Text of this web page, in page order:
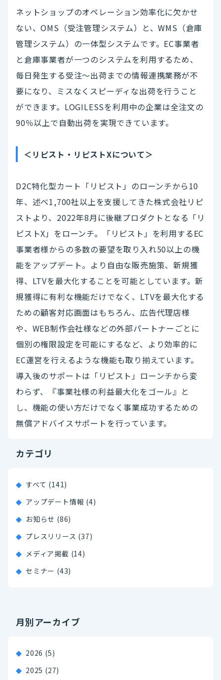
ネットショップのオペレーション効率化に欠かせ
ない、OMS（受注管理システム）と、WMS（倉庫
管理システム）の一体型システムです。EC事業者
と倉庫事業者が一つのシステムを利用するため、
毎日発生する受注～出荷までの情報連携業務が不
要になり、ミスなくスピーディな出荷を行うこと
ができます。LOGILESSを利用中の企業は全注文の
90％以上で自動出荷を実現できています。
＜リピスト・リピストXについて＞
D2C特化型カート「リピスト」のローンチから10
年、述べ1,700社以上を支援してきた株式会社リピ
ストより、2022年8月に後継プロダクトとなる「リ
ピストX」をローンチ。「リピスト」を利用するEC
事業者様からの多数の要望を取り入れ50以上の機
能をアップデート。より自由な販売施策、新規獲
得、LTVを最大化することを可能としています。新
規獲得に有利な機能だけでなく、LTVを最大化する
ための顧客対応画面はもちろん、広告代理店様
や、WEB制作会社様などの外部パートナーごとに
個別の権限設定を可能にするなど、より効率的に
EC運営を行えるような機能も取り揃えています。
導入後のサポートは「リピスト」ローンチから変
わらず、『事業社様の利益最大化をゴール』と
し、機能の使い方だけでなく事業成功するための
無償アドバイスサポートを行っています。
カテゴリ
すべて (141)
アップデート情報 (4)
お知らせ (86)
プレスリリース (37)
メディア掲載 (14)
セミナー (43)
月別アーカイブ
2026 (5)
2025 (27)